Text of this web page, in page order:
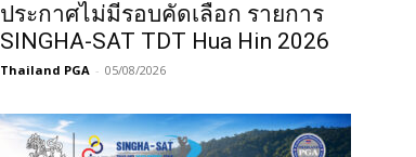
ประกาศไม่มีรอบคัดเลือก รายการ
SINGHA-SAT TDT Hua Hin 2026
Thailand PGA - 05/08/2026